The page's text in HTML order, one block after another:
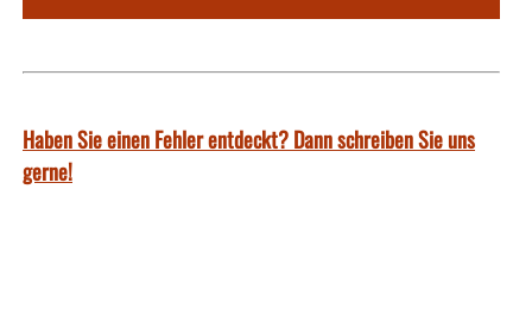
Haben Sie einen Fehler entdeckt? Dann schreiben Sie uns
gerne!